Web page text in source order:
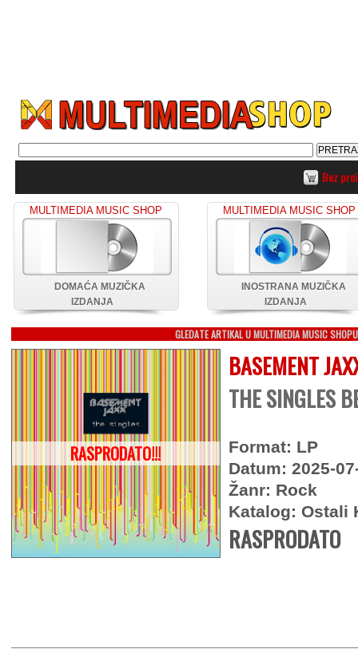
Bez
MULTIMEDIA MUSIC SHOP
DOMAĆA MUZIČKA
IZDANJA
MULTIMEDIA MUSIC SHOP
INOSTRANA MUZIČKA
IZDANJA
GLEDATE ARTIKAL U MULTIMEDIA MUSIC SHOPU
RASPRODATO!!!
BASEMENT
THE SINGLES
Format: LP
Datum: 2025-
Žanr: Rock
Katalog: Ostali
RASPRODATO